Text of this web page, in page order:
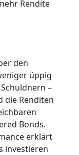
Rendite
den
üppig
–
die Renditen
Bonds.
erklärt
investieren